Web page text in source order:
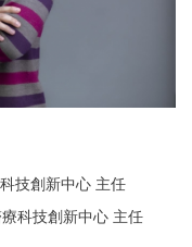
技創新中心 主任
科技創新中心 主任